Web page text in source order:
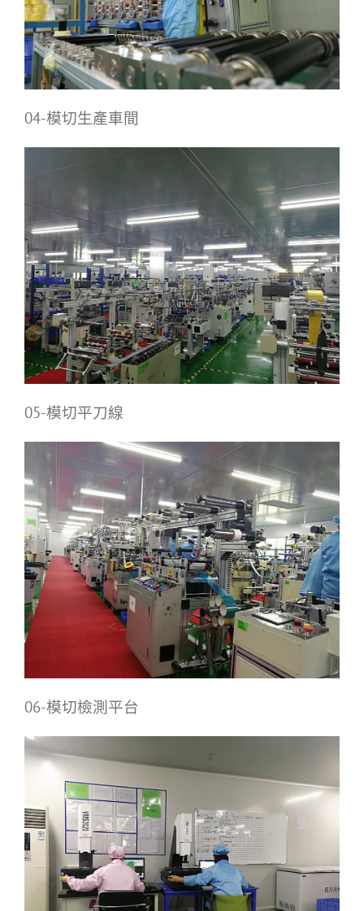
04-模切生產車間
05-模切平刀線
06-模切檢測平台